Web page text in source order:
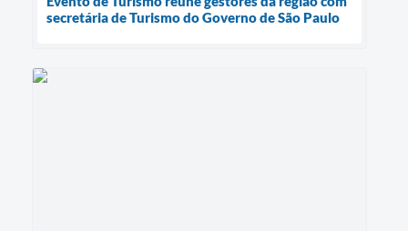
secretária de Turismo do Governo de São Paulo